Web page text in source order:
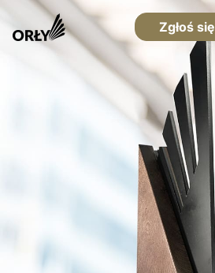
Zgłoś się